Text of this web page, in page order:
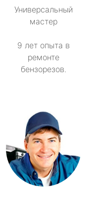
Универсальный
мастер
9 лет опыта в
ремонте
бензорезов.